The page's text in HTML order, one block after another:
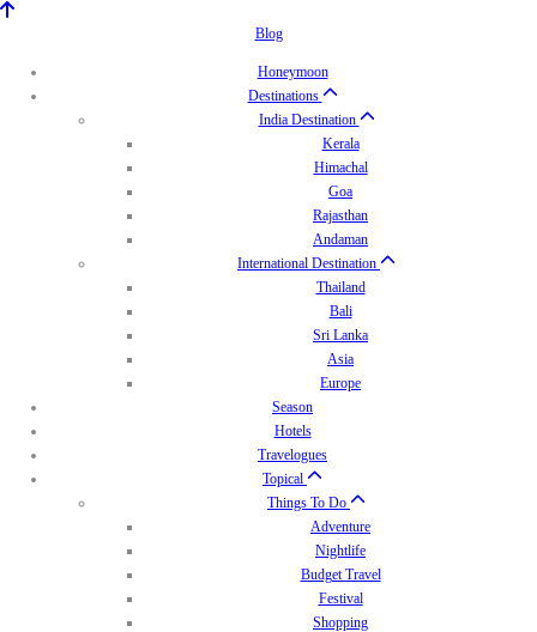
Blog
Honeymoon
Destinations
India Destination
Kerala
Himachal
Goa
Rajasthan
Andaman
International Destination
Thailand
Bali
Sri Lanka
Asia
Europe
Season
Hotels
Travelogues
Topical
Things To Do
Adventure
Nightlife
Budget Travel
Festival
Shopping